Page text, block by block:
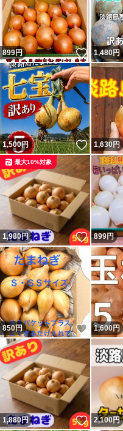
899円 いいね
1,480円
1,500円 いいね
1,630円
1,980円 いいね
最大10%対象
899円
850円 いいね
1,600円
1,880円 いいね
2,100円